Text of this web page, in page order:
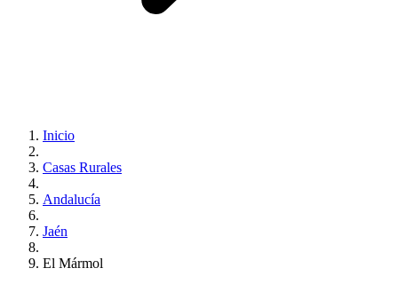
Inicio
Casas Rurales
Andalucía
Jaén
El Mármol